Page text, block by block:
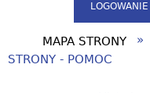
LOGOWANIE
MAPA STRONY
STRONY - POMOC